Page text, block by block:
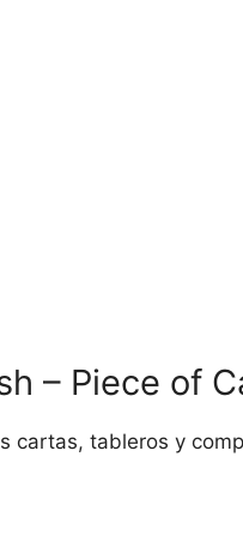
– Piece of
cartas, tableros y